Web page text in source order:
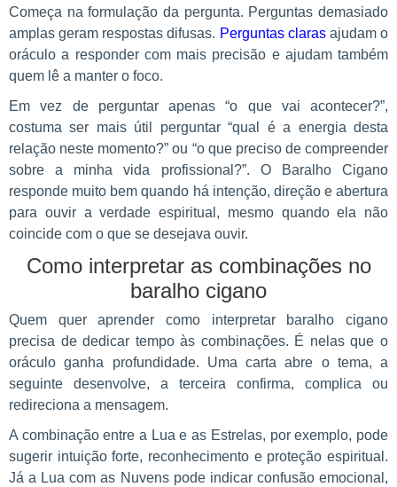
Começa na formulação da pergunta. Perguntas demasiado
amplas geram respostas difusas. Perguntas clarasajudam o
oráculo a responder com mais precisão e ajudam também
quem lê a manter o foco.
Em vez de perguntar apenas “o que vai acontecer?”,
costuma ser mais útil perguntar “qual é a energia desta
relação neste momento?” ou “o que preciso de compreender
sobre a minha vida profissional?”. O Baralho Cigano
responde muito bem quando há intenção, direção e abertura
para ouvir a verdade espiritual, mesmo quando ela não
coincide com o que se desejava ouvir.
Como interpretar as combinações no
baralho cigano
Quem quer aprender como interpretar baralho cigano
precisa de dedicar tempo às combinações. É nelas que o
oráculo ganha profundidade. Uma carta abre o tema, a
seguinte desenvolve, a terceira confirma, complica ou
redireciona a mensagem.
A combinação entre a Lua e as Estrelas, por exemplo, pode
sugerir intuição forte, reconhecimento e proteção espiritual.
Já a Lua com as Nuvens pode indicar confusão emocional,